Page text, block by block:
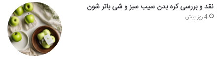
نقد و بررسی کره بدن سیب سبز و شی باتر شون
4 روز پیش